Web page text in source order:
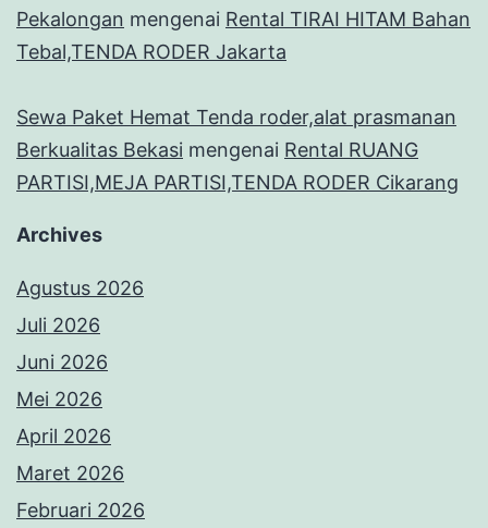
Pekalongan mengenai Rental TIRAI HITAM Bahan
Tebal,TENDA RODER Jakarta
Sewa Paket Hemat Tenda roder,alat prasmanan
Berkualitas Bekasi mengenai Rental RUANG
PARTISI,MEJA PARTISI,TENDA RODER Cikarang
Archives
Agustus 2026
Juli 2026
Juni 2026
Mei 2026
April 2026
Maret 2026
Februari 2026